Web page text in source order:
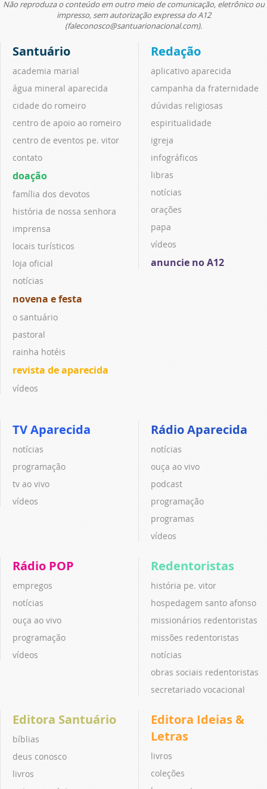
Não reproduza o conteúdo em outro meio de comunicação, eletrônico ou
impresso, sem autorização expressa do A12
(faleconosco@santuarionacional.com).
Santuário
academia marial
água mineral aparecida
cidade do romeiro
centro de apoio ao romeiro
centro de eventos pe. vitor
contato
doação
família dos devotos
história de nossa senhora
imprensa
locais turísticos
loja oficial
notícias
novena e festa
o santuário
pastoral
rainha hotéis
revista de aparecida
vídeos
Redação
aplicativo aparecida
campanha da fraternidade
dúvidas religiosas
espiritualidade
igreja
infográficos
libras
notícias
orações
papa
vídeos
anuncie no A12
TV Aparecida
notícias
programação
tv ao vivo
vídeos
Rádio Aparecida
notícias
ouça ao vivo
podcast
programação
programas
vídeos
Rádio POP
empregos
notícias
ouça ao vivo
programação
vídeos
Redentoristas
história pe. vitor
hospedagem santo afonso
missionários redentoristas
missões redentoristas
notícias
obras sociais redentoristas
secretariado vocacional
Editora Santuário
bíblias
deus conosco
livros
Editora Ideias &
Letras
livros
coleções